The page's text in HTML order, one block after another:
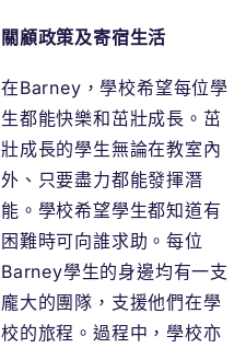
關顧政策及寄宿生活
在Barney，學校希望每位學
生都能快樂和茁壯成長。茁
壯成長的學生無論在教室內
外、只要盡力都能發揮潛
能。學校希望學生都知道有
困難時可向誰求助。每位
Barney學生的身邊均有一支
龐大的團隊，支援他們在學
校的旅程。過程中，學校亦